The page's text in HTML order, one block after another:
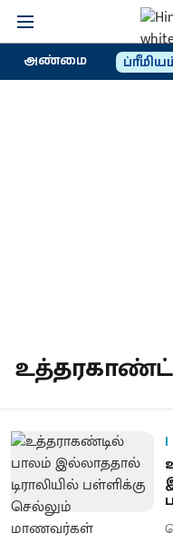
அண்மை
உத்தரகாண்ட்